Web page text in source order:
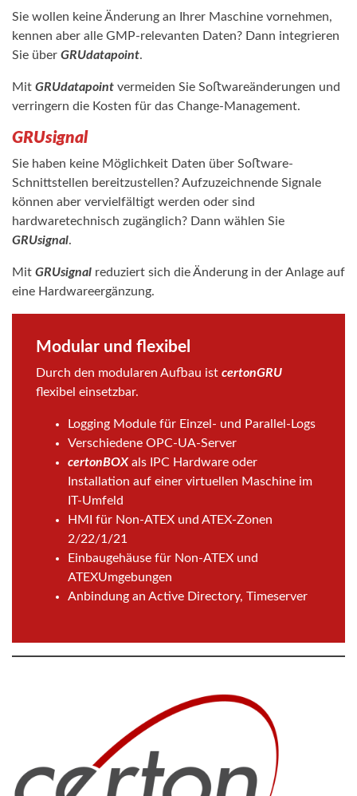
Sie wollen keine Änderung an Ihrer Maschine vornehmen,
kennen aber alle GMP-relevanten Daten? Dann integrieren
Sie über GRUdatapoint.
Mit GRUdatapoint vermeiden Sie Soﬅwareänderungen und
verringern die Kosten für das Change-Management.
GRUsignal
Sie haben keine Möglichkeit Daten über Soﬅware-
Schnittstellen bereitzustellen? Aufzuzeichnende Signale
können aber vervielfältigt werden oder sind
hardwaretechnisch zugänglich? Dann wählen Sie
GRUsignal.
Mit GRUsignal reduziert sich die Änderung in der Anlage auf
eine Hardwareergänzung.
Modular und ﬂexibel
Durch den modularen Aufbau ist certonGRU
ﬂexibel einsetzbar.
Logging Module für Einzel- und Parallel-Logs
Verschiedene OPC-UA-Server
certonBOXals IPC Hardware oder
Installation auf einer virtuellen Maschine im
IT-Umfeld
HMI für Non-ATEX und ATEX-Zonen
2/22/1/21
Einbaugehäuse für Non-ATEX und
ATEXUmgebungen
Anbindung an Active Directory, Timeserver